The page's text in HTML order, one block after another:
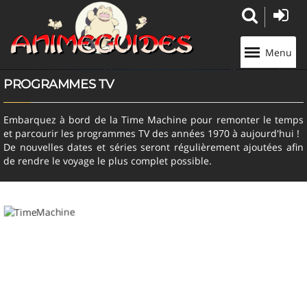
Menu
PROGRAMMES TV
Embarquez à bord de la Time Machine pour remonter le temps
et parcourir les programmes TV des années 1970 à aujourd'hui !
De nouvelles dates et séries seront régulièrement ajoutées afin
de rendre le voyage le plus complet possible.
Panneau de gestion des cookies